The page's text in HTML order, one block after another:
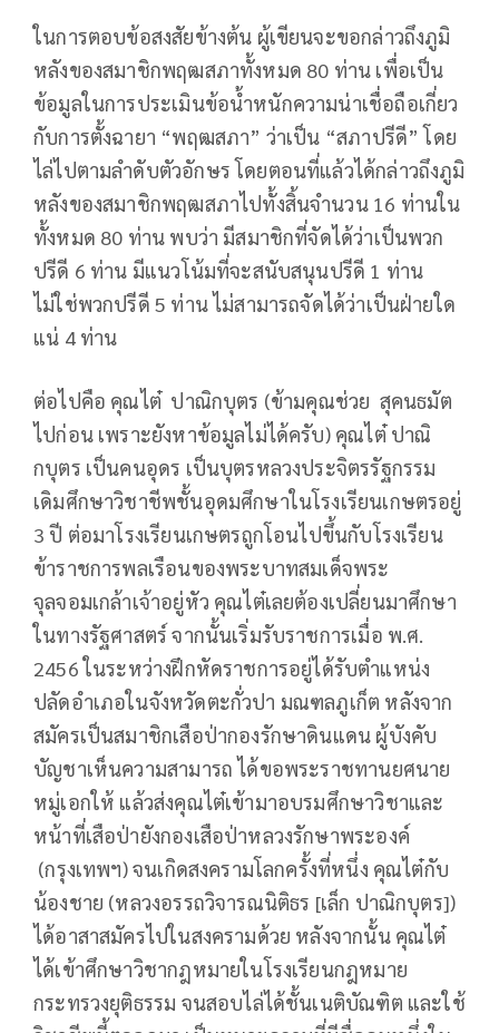
ในการตอบข้อสงสัยข้างต้น ผู้เขียนจะขอกล่าวถึงภูมิ
หลังของสมาชิกพฤฒสภาทั้งหมด 80 ท่าน เพื่อเป็น
ข้อมูลในการประเมินข้อน้ำหนักความน่าเชื่อถือเกี่ยว
กับการตั้งฉายา “พฤฒสภา” ว่าเป็น “สภาปรีดี” โดย
ไล่ไปตามลำดับตัวอักษร โดยตอนที่แล้วได้กล่าวถึงภูมิ
หลังของสมาชิกพฤฒสภาไปทั้งสิ้นจำนวน 16 ท่านใน
ทั้งหมด 80 ท่าน พบว่า มีสมาชิกที่จัดได้ว่าเป็นพวก
ปรีดี 6 ท่าน มีแนวโน้มที่จะสนับสนุนปรีดี 1 ท่าน
ไม่ใช่พวกปรีดี 5 ท่าน ไม่สามารถจัดได้ว่าเป็นฝ่ายใด
แน่ 4 ท่าน
ต่อไปคือ คุณไต๋ ปาณิกบุตร (ข้ามคุณช่วย สุคนธมัต
ไปก่อน เพราะยังหาข้อมูลไม่ได้ครับ) คุณไต๋ ปาณิ
กบุตร เป็นคนอุดร เป็นบุตรหลวงประจิตรรัฐกรรม
เดิมศึกษาวิชาชีพชั้นอุดมศึกษาในโรงเรียนเกษตรอยู่
3 ปี ต่อมาโรงเรียนเกษตรถูกโอนไปขึ้นกับโรงเรียน
ข้าราชการพลเรือนของพระบาทสมเด็จพระ
จุลจอมเกล้าเจ้าอยู่หัว คุณไต๋เลยต้องเปลี่ยนมาศึกษา
ในทางรัฐศาสตร์ จากนั้นเริ่มรับราชการเมื่อ พ.ศ.
2456 ในระหว่างฝึกหัดราชการอยู่ได้รับตำแหน่ง
ปลัดอำเภอในจังหวัดตะกั่วปา มณฑลภูเก็ต หลังจาก
สมัครเป็นสมาชิกเสือป่ากองรักษาดินแดน ผู้บังคับ
บัญชาเห็นความสามารถ ได้ขอพระราชทานยศนาย
หมู่เอกให้ แล้วส่งคุณไต๋เข้ามาอบรมศึกษาวิชาและ
หน้าที่เสือป่ายังกองเสือป่าหลวงรักษาพระองค์
(กรุงเทพฯ) จนเกิดสงครามโลกครั้งที่หนึ่ง คุณไต๋กับ
น้องชาย (หลวงอรรถวิจารณนิติธร [เล็ก ปาณิกบุตร])
ได้อาสาสมัครไปในสงครามด้วย หลังจากนั้น คุณไต๋
ได้เข้าศึกษาวิชากฎหมายในโรงเรียนกฎหมาย
กระทรวงยุติธรรม จนสอบไล่ได้ชั้นเนติบัณฑิต และใช้